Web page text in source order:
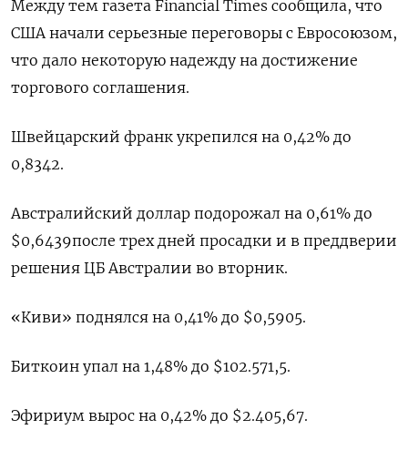
Между тем газета Financial Times сообщила, что
США начали серьезные переговоры с Евросоюзом,
что дало некоторую надежду на достижение
торгового соглашения.
Швейцарский франк укрепился на 0,42% до
0,8342​.
Австралийский доллар подорожал на 0,61% до
$0,6439​ после трех дней просадки и в преддверии
решения ЦБ Австралии во вторник.
«Киви» поднялся на 0,41% до $0,5905​.
Биткоин упал на 1,48% до $102.571,5.
Эфириум вырос на 0,42% до $2.405,67.